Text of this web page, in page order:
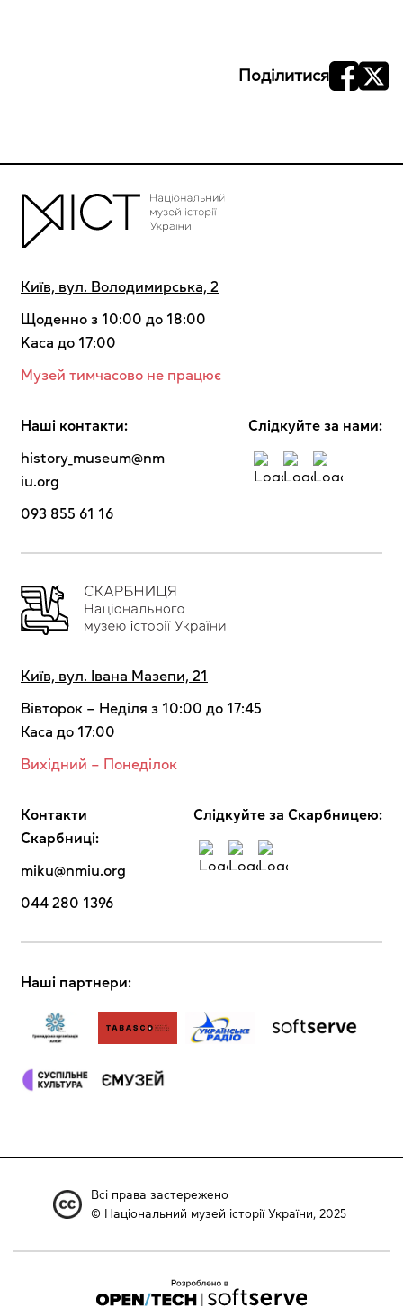
Поділитися
Київ, вул. Володимирська, 2
Щоденно з 10:00 до 18:00
Kaca до 17:00
Музей тимчасово не працює
Наші контакти:
history_museum@nm
iu.org
093 855 61 16
Cлідкуйте за нами:
Київ, вул. Івана Мазепи, 21
Вівторок – Неділя з 10:00 до 17:45
Каса до 17:00
Вихідний – Понеділок
Контакти
Скарбниці:
miku@nmiu.org
044 280 1396
Cлідкуйте за Скарбницею:
Наші партнери:
Всі права застережено
© Національний музей історії України, 2025